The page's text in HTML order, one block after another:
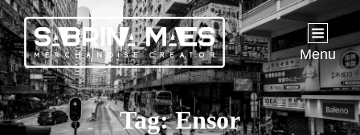
Menu
Tag:Ensor